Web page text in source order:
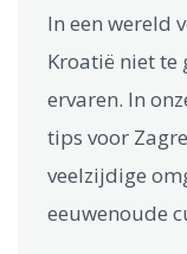
In een wereld
Kroatië niet te
ervaren. In
tips voor
veelzijdige
eeuwenoude